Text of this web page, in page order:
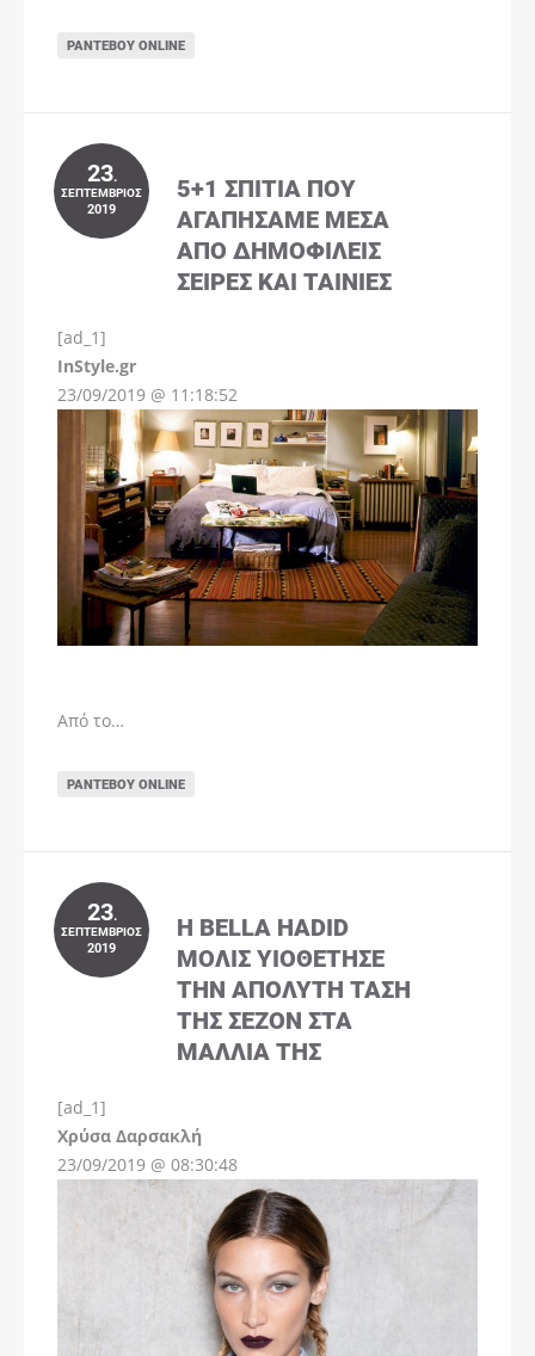
ΡΑΝΤΕΒΟΎ ONLINE
23.
ΣΕΠΤΈΜΒΡΙΟΣ
2019
5+1 ΣΠΊΤΙΑ ΠΟΥ
ΑΓΑΠΉΣΑΜΕ ΜΈΣΑ
ΑΠΌ ΔΗΜΟΦΙΛΕΊΣ
ΣΕΙΡΈΣ ΚΑΙ ΤΑΙΝΊΕΣ
[ad_1]
InStyle.gr
23/09/2019 @ 11:18:52
Από το…
ΡΑΝΤΕΒΟΎ ONLINE
23.
ΣΕΠΤΈΜΒΡΙΟΣ
2019
Η BELLA HADID
ΜΌΛΙΣ ΥΙΟΘΈΤΗΣΕ
ΤΗΝ ΑΠΌΛΥΤΗ ΤΆΣΗ
ΤΗΣ ΣΕΖΌΝ ΣΤΑ
ΜΑΛΛΙΆ ΤΗΣ
[ad_1]
Χρύσα Δαρσακλή
23/09/2019 @ 08:30:48